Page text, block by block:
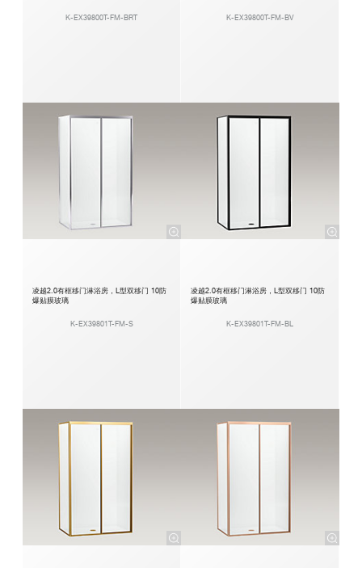
K-EX39800T-FM-BRT K-EX39800T-FM-BV
凌越2.0有框移门淋浴房，L型双移门 10防
爆贴膜玻璃
K-EX39801T-FM-S
凌越2.0有框移门淋浴房，L型双移门 10防
爆贴膜玻璃
K-EX39801T-FM-BL